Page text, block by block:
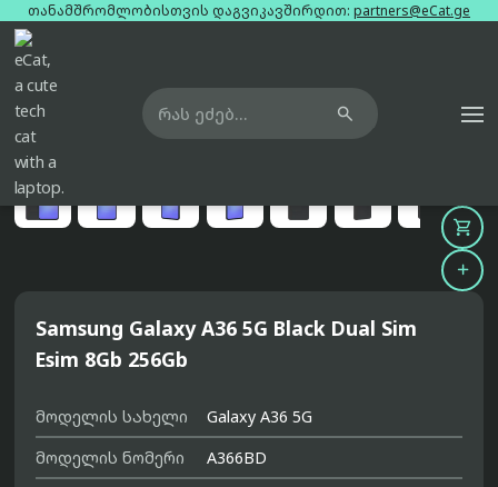
თანამშრომლობისთვის დაგვიკავშირდით: partners@eCat.ge

მთავარი ტელეფონები

Samsung Galaxy A36 5G Black Dual Sim
Esim 8Gb 256Gb
მოდელის სახელი
Galaxy A36 5G
მოდელის ნომერი
A366BD

